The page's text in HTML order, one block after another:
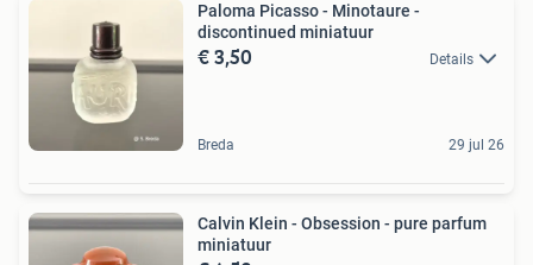
Paloma Picasso - Minotaure -
discontinued miniatuur
€ 3,50 Details
Breda 29 jul 26
Calvin Klein - Obsession - pure parfum
miniatuur